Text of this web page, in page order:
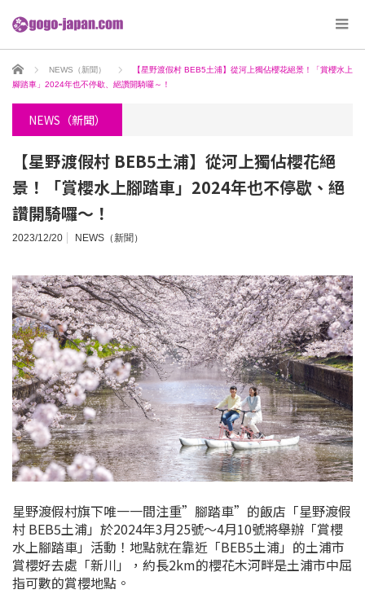
ホーム NEWS（新聞）
【星野渡假村 BEB5土浦】從河上獨佔櫻花絕景！「賞櫻水上
腳踏車」2024年也不停歇、絕讚開騎囉～！
NEWS（新聞）
【星野渡假村 BEB5土浦】從河上獨佔櫻花絕
景！「賞櫻水上腳踏車」2024年也不停歇、絕
讚開騎囉～！
2023/12/20 NEWS（新聞）
星野渡假村旗下唯一一間注重”腳踏車”的飯店「星野渡假
村 BEB5土浦」於2024年3月25號～4月10號將舉辦「賞櫻
水上腳踏車」活動！地點就在靠近「BEB5土浦」的土浦市
賞櫻好去處「新川」，約長2km的櫻花木河畔是土浦市中屈
指可數的賞櫻地點。